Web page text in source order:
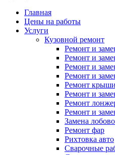
Главная
Цены на работы
Услуги
Кузовной ремонт
Ремонт и
Ремонт и
Ремонт и
Ремонт и
Ремонт
Ремонт и
Ремонт
Ремонт и
Замена
Ремонт фар
Рихтовка авто
Сварочные